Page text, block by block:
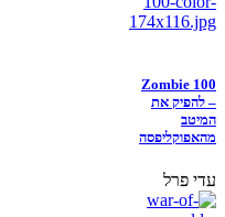
Zombie 100
– להפיק את
המיטב
מהאפוקליפסה
עדי פרל